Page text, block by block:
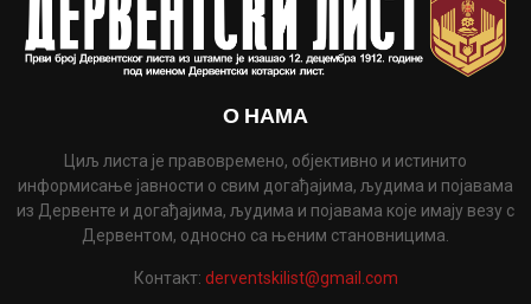
О НАМА
Циљ листа је правовремено, објективно и истинито
информисање јавности о свим догађајима, људима и појавама
из Дервенте и догађајима, људима и појавама које имају везу с
Дервентом, односно са њеним становницима.
Контакт: derventskilist@gmail.com